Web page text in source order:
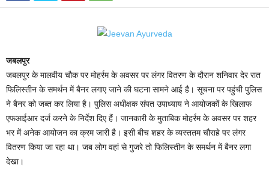
जबलपुर
जबलपुर के मालवीय चौक पर मोहर्रम के अवसर पर लंगर वितरण के दौरान शनिवार देर रात
फिलिस्तीन के समर्थन में बैनर लगाए जाने की घटना सामने आई है। सूचना पर पहुंची पुलिस
ने बैनर को जब्त कर लिया है। पुलिस अधीक्षक संपत उपाध्याय ने आयोजकों के खिलाफ
एफआईआर दर्ज करने के निर्देश दिए हैं। जानकारी के मुताबिक मोहर्रम के अवसर पर शहर
भर में अनेक आयोजन का क्रम जारी है। इसी बीच शहर के व्यस्ततम चौराहे पर लंगर
वितरण किया जा रहा था। जब लोग वहां से गुजरे तो फिलिस्तीन के समर्थन में बैनर लगा
देखा।